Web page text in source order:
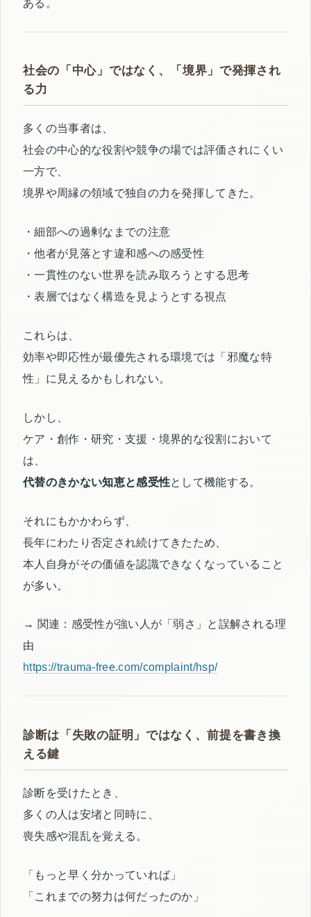
ある。
社会の「中心」ではなく、「境界」で発揮され
る力
多くの当事者は、
社会の中心的な役割や競争の場では評価されにくい
一方で、
境界や周縁の領域で独自の力を発揮してきた。
・細部への過剰なまでの注意
・他者が見落とす違和感への感受性
・一貫性のない世界を読み取ろうとする思考
・表層ではなく構造を見ようとする視点
これらは、
効率や即応性が最優先される環境では「邪魔な特
性」に見えるかもしれない。
しかし、
ケア・創作・研究・支援・境界的な役割において
は、
代替のきかない知恵と感受性として機能する。
それにもかかわらず、
長年にわたり否定され続けてきたため、
本人自身がその価値を認識できなくなっていること
が多い。
→ 関連：感受性が強い人が「弱さ」と誤解される理
由
https://trauma-free.com/complaint/hsp/
診断は「失敗の証明」ではなく、前提を書き換
える鍵
診断を受けたとき、
多くの人は安堵と同時に、
喪失感や混乱を覚える。
「もっと早く分かっていれば」
「これまでの努力は何だったのか」